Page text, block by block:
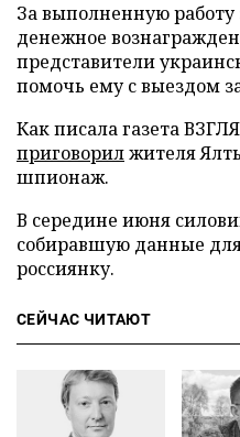
За выполненную
денежное
представители
помочь ему с выездом
Как писала газета
приговорилжителя
шпионаж.
В середине июня
собиравшую данные
россиянку.
СЕЙЧАС ЧИТАЮТ